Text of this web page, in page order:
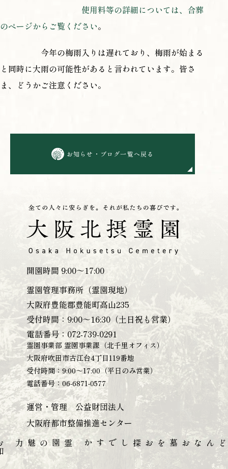
使用料等の詳細については、合葬
のページからご覧ください。
今年の梅雨入りは遅れており、梅雨が始まる
と同時に大雨の可能性があると言われています。皆さ
ま、どうかご注意ください。
お知らせ・ブログ一覧へ戻る
開園時間 9:00～17:00
霊園管理事務所（霊園現地）
大阪府豊能郡豊能町高山235
受付時間：9:00～16:30（土日祝も営業）
電話番号：072-739-0291
霊園事業部 霊園事業課（北千里オフィス）
大阪府吹田市古江台4丁目119番地
受付時間：9:00～17:00（平日のみ営業）
電話番号：06-6871-0577
運営・管理 公益財団法人
大阪府都市整備推進センター
霊園の魅力 どんなお墓をお探しですか